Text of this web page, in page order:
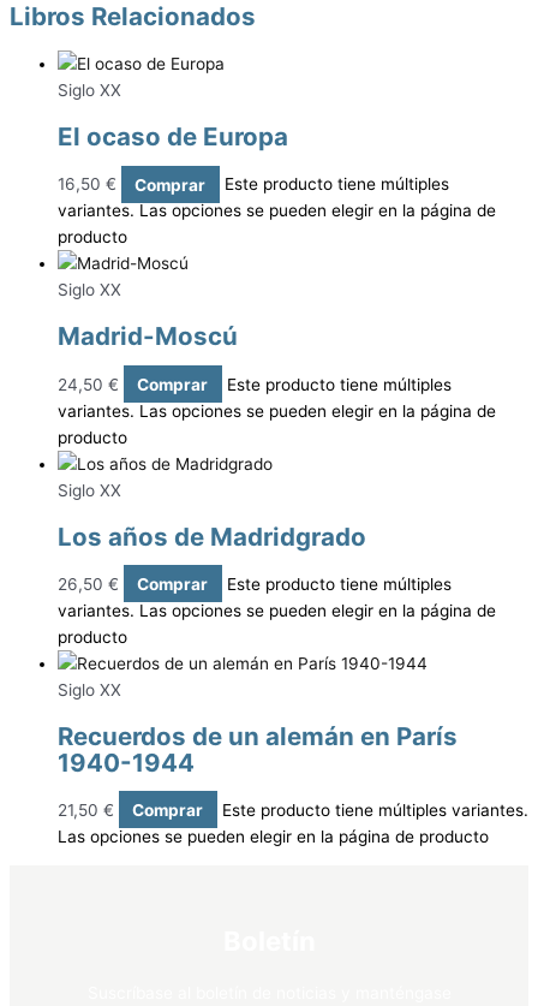
Libros Relacionados
Siglo XX
El ocaso de Europa
16,50 € Comprar
Este producto tiene múltiples
variantes. Las opciones se pueden elegir en la página de
producto
Siglo XX
Madrid-Moscú
24,50 € Comprar
Este producto tiene múltiples
variantes. Las opciones se pueden elegir en la página de
producto
Siglo XX
Los años de Madridgrado
26,50 € Comprar
Este producto tiene múltiples
variantes. Las opciones se pueden elegir en la página de
producto
Siglo XX
Recuerdos de un alemán en París
1940-1944
21,50 € Comprar
Este producto tiene múltiples variantes.
Las opciones se pueden elegir en la página de producto